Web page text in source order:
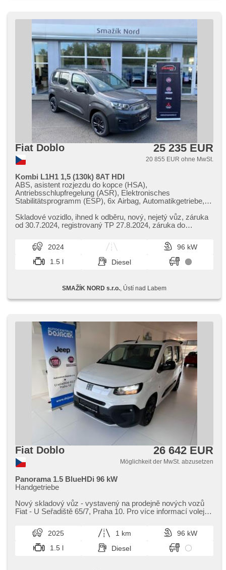
Dachträger, Klimaautomatik, bezklíčové odemykání,
Fiat Doblo 25 235 EUR
20 855 EUR ohne MwSt.
Kombi L1H1 1,5 (130k) 8AT HDI
ABS, asistent rozjezdu do kopce (HSA),
Antriebsschlupfregelung (ASR), Elektronisches
Stabilitätsprogramm (ESP), 6x Airbag, Automatikgetriebe,
mit Funkfernbedienung, Zentralverriegelung, täglich
Leuchten, Lenkrad einstellbar, El. Vorderscheiben, El.
Bordcomputer, Servolenkung, Nebelscheinwerfer, Autoradio,
Bluetooth, digitální příjem rádia (DAB), hands free, USB,
Außenthermometer, Scheibenwischersensor, Lichtsensor,
asistent jízdy v jízdním pruhu, Reifendrucksensor,
Alufelgen, Fahrkamera, El. Seitenscheiben, El. Klappspiegel,
Dachträger, Android Auto, Apple CarPlay
Skladové vozidlo,​ ihned k odběru,​ nový,​ nejetý vůz,​ záruka
od 30.7.2024,​ registrovaný TP 27.8.2024,​ záruka do
2024
96 kW
1.5 l
Diesel
SMAŽÍK NORD s.r.o. , Ústí nad Labem
Fiat Doblo 26 642 EUR
Möglichkeit der MwSt. abzusetzen
Panorama 1.5 BlueHDi 96 kW
Handgetriebe
Nový skladový vůz ​- vystavený na prodejně nových vozů
Fiat ​- U Seřadiště 65/7,​ Praha 10. Pro více informací volejte
2025 1 km
96 kW
1.5 l
Diesel